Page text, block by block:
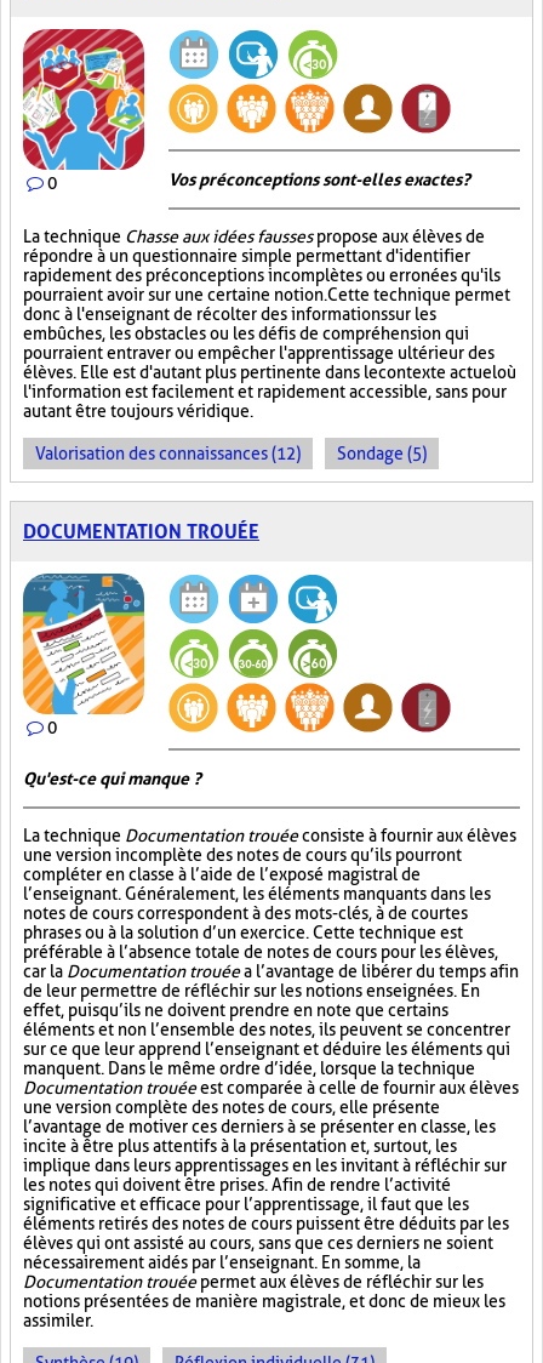
0 Vos préconceptions sont-elles exactes ?
La technique Chasse aux idées faussespropose aux élèves de
répondre à un questionnaire simple permettant d'identifier
rapidement des préconceptions incomplètes ou erronées qu'ils
pourraient avoir sur une certaine notion. Cette technique permet
donc à l'enseignant de récolter des informations sur les
embûches, les obstacles ou les défis de compréhension qui
pourraient entraver ou empêcher l'apprentissage ultérieur des
élèves. Elle est d'autant plus pertinente dans le contexte actuel où
l'information est facilement et rapidement accessible, sans pour
autant être toujours véridique.
Valorisation des connaissances (12) Sondage (5)
DOCUMENTATION TROUÉE
0
Qu'est-ce qui manque ?
La technique Documentation trouéeconsiste à fournir aux élèves
une version incomplète des notes de cours qu’ils pourront
compléter en classe à l’aide de l’exposé magistral de
l’enseignant. Généralement, les éléments manquants dans les
notes de cours correspondent à des mots-clés, à de courtes
phrases ou à la solution d’un exercice. Cette technique est
préférable à l’absence totale de notes de cours pour les élèves,
car la Documentation trouéea l’avantage de libérer du temps afin
de leur permettre de réfléchir sur les notions enseignées. En
effet, puisqu’ils ne doivent prendre en note que certains
éléments et non l’ensemble des notes, ils peuvent se concentrer
sur ce que leur apprend l’enseignant et déduire les éléments qui
manquent. Dans le même ordre d’idée, lorsque la technique
Documentation trouéeest comparée à celle de fournir aux élèves
une version complète des notes de cours, elle présente
l’avantage de motiver ces derniers à se présenter en classe, les
incite à être plus attentifs à la présentation et, surtout, les
implique dans leurs apprentissages en les invitant à réfléchir sur
les notes qui doivent être prises. Afin de rendre l’activité
significative et efficace pour l’apprentissage, il faut que les
éléments retirés des notes de cours puissent être déduits par les
élèves qui ont assisté au cours, sans que ces derniers ne soient
nécessairement aidés par l’enseignant. En somme, la
Documentation trouéepermet aux élèves de réfléchir sur les
notions présentées de manière magistrale, et donc de mieux les
assimiler.